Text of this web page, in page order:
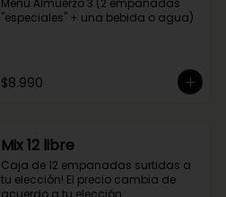
Menú Almuerzo 3 (2 empanadas
"especiales" + una bebida o agua)
$8.990
Mix 12 libre
Caja de 12 empanadas surtidas a
tu elección! El precio cambia de
acuerdo a tu elección.